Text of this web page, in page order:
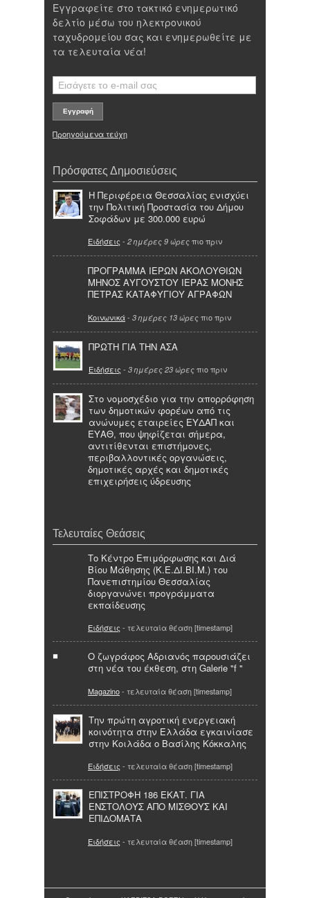
Εγγραφείτε στο τακτικό ενημερωτικό
δελτίο μέσω του ηλεκτρονικού
ταχυδρομείου σας και ενημερωθείτε με
τα τελευταία νέα!
Προηγούμενα τεύχη
Πρόσφατες Δημοσιεύσεις
Η Περιφέρεια Θεσσαλίας ενισχύει
την Πολιτική Προστασία του Δήμου
Σοφάδων με 300.000 ευρώ
Ειδήσεις - 2 ημέρες 9 ώρες πιο πριν
ΠΡΟΓΡΑΜΜΑ ΙΕΡΩΝ ΑΚΟΛΟΥΘΙΩΝ
ΜΗΝΟΣ ΑΥΓΟΥΣΤΟΥ ΙΕΡΑΣ ΜΟΝΗΣ
ΠΕΤΡΑΣ ΚΑΤΑΦΥΓΙΟΥ ΑΓΡΑΦΩΝ
Κοινωνικά- 3 ημέρες 13 ώρες πιο πριν
ΠΡΩΤΗ ΓΙΑ ΤΗΝ ΑΣΑ
Ειδήσεις - 3 ημέρες 23 ώρες πιο πριν
Στο νομοσχέδιο για την απορρόφηση
των δημοτικών φορέων από τις
ανώνυμες εταιρείες ΕΥΔΑΠ και
ΕΥΑΘ, που ψηφίζεται σήμερα,
αντιτίθενται επιστήμονες,
περιβαλλοντικές οργανώσεις,
δημοτικές αρχές και δημοτικές
επιχειρήσεις ύδρευσης
Τελευταίες Θεάσεις
Το Κέντρο Επιμόρφωσης και Διά
Βίου Μάθησης (Κ.Ε.ΔΙ.ΒΙ.Μ.) του
Πανεπιστημίου Θεσσαλίας
διοργανώνει προγράμματα
εκπαίδευσης
Ειδήσεις - τελευταία θέαση [timestamp]
Ο ζωγράφος Αδριανός παρουσιάζει
στη νέα του έκθεση, στη Galerie "f "
Magazino- τελευταία θέαση [timestamp]
Την πρώτη αγροτική ενεργειακή
κοινότητα στην Ελλάδα εγκαινίασε
στην Κοιλάδα ο Βασίλης Κόκκαλης
Ειδήσεις - τελευταία θέαση [timestamp]
ΕΠΙΣΤΡΟΦΗ 186 ΕΚΑΤ. ΓΙΑ
ΕΝΣΤΟΛΟΥΣ ΑΠΟ ΜΙΣΘΟΥΣ ΚΑΙ
ΕΠΙΔΟΜΑΤΑ
Ειδήσεις - τελευταία θέαση [timestamp]